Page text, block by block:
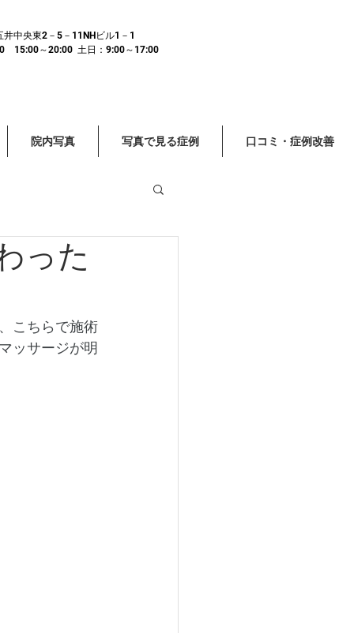
中央東2－5－11NHビル1－1
15:00～20:00 土日：9:00～17:00
院内写真 写真で見る症例 口コミ・症例改善
眼精疲労
った
こちらで施術
ッサージが明